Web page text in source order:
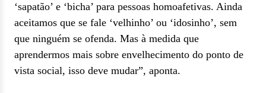
‘sapatão’ e ‘bicha’ para pessoas homoafetivas. Ainda
aceitamos que se fale ‘velhinho’ ou ‘idosinho’, sem
que ninguém se ofenda. Mas à medida que
aprendermos mais sobre envelhecimento do ponto de
vista social, isso deve mudar”, aponta.